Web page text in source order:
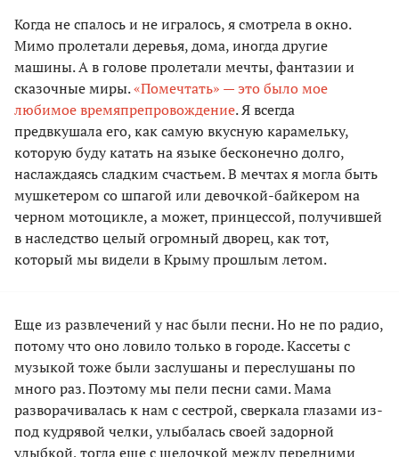
Когда не спалось и не игралось, я смотрела в окно.
Мимо пролетали деревья, дома, иногда другие
машины. А в голове пролетали мечты, фантазии и
сказочные миры.«Помечтать» — это было мое
любимое времяпрепровождение. Я всегда
предвкушала его, как самую вкусную карамельку,
которую буду катать на языке бесконечно долго,
наслаждаясь сладким счастьем. В мечтах я могла быть
мушкетером со шпагой или девочкой-байкером на
черном мотоцикле, а может, принцессой, получившей
в наследство целый огромный дворец, как тот,
который мы видели в Крыму прошлым летом.
Еще из развлечений у нас были песни. Но не по радио,
потому что оно ловило только в городе. Кассеты с
музыкой тоже были заслушаны и переслушаны по
много раз. Поэтому мы пели песни сами. Мама
разворачивалась к нам с сестрой, сверкала глазами из-
под кудрявой челки, улыбалась своей задорной
улыбкой, тогда еще с щелочкой между передними